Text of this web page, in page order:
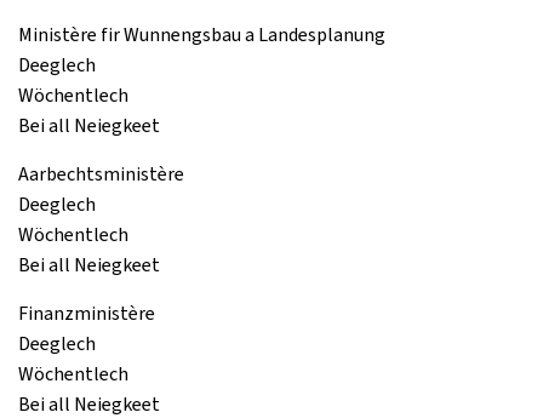
Ministère fir Wunnengsbau a Landesplanung
Deeglech
Wöchentlech
Bei all Neiegkeet
Aarbechtsministère
Deeglech
Wöchentlech
Bei all Neiegkeet
Finanzministère
Deeglech
Wöchentlech
Bei all Neiegkeet